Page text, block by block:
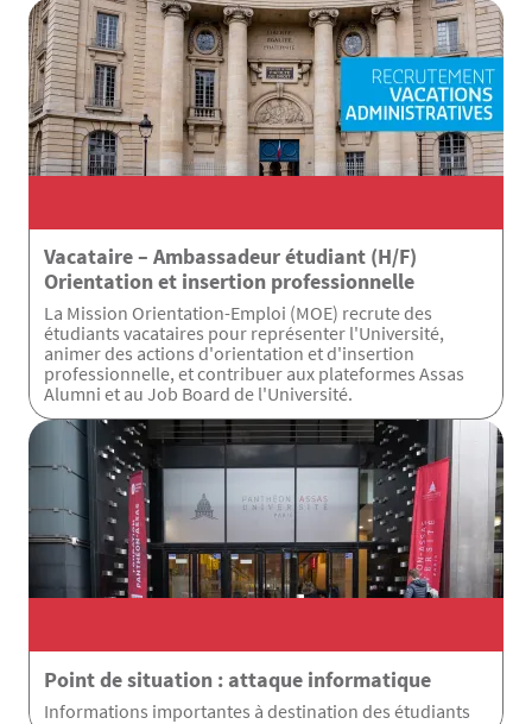
Vacataire – Ambassadeur étudiant (H/F)
Orientation et insertion professionnelle
La Mission Orientation-Emploi (MOE) recrute des
étudiants vacataires pour représenter l'Université,
animer des actions d'orientation et d'insertion
professionnelle, et contribuer aux plateformes Assas
Alumni et au Job Board de l'Université.
Point de situation : attaque informatique
Informations importantes à destination des étudiants